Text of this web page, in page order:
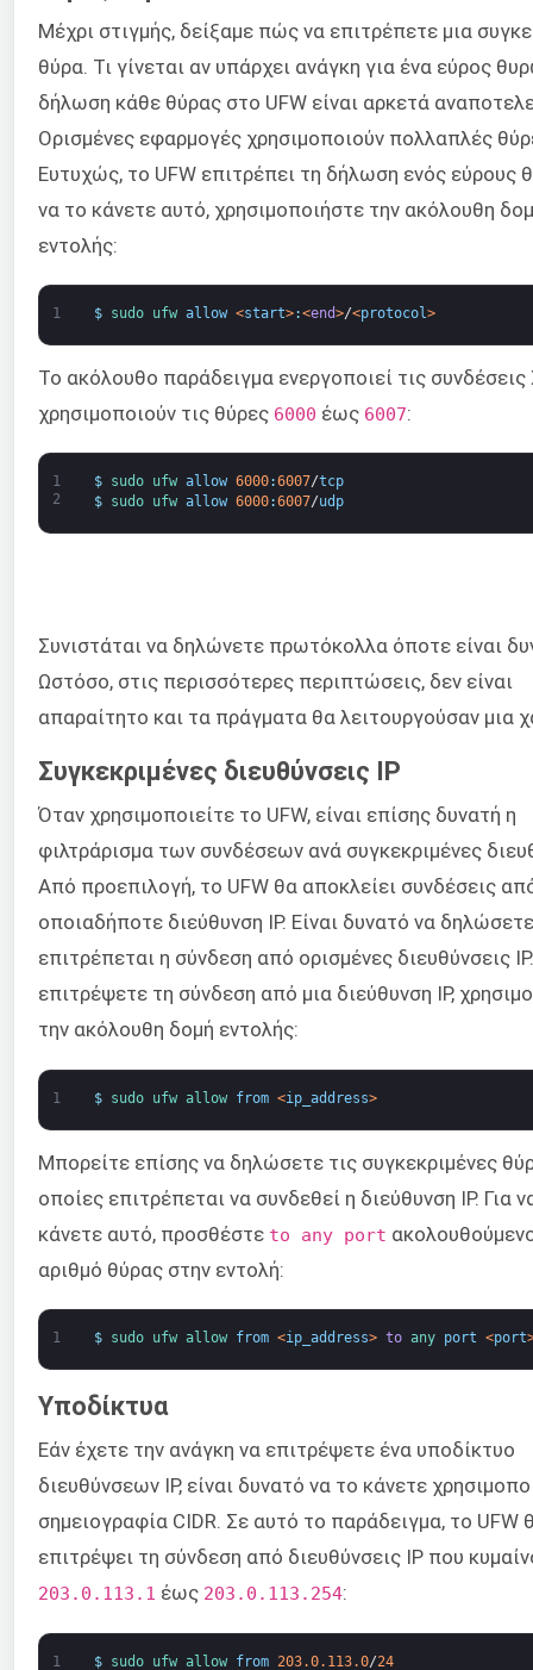
Μέχρι στιγμής, δείξαμε πώς να επιτρέπετε μια
θύρα. Τι γίνεται αν υπάρχει ανάγκη για ένα εύρος
δήλωση κάθε θύρας στο UFW είναι αρκετά
Ορισμένες εφαρμογές χρησιμοποιούν πολλαπλές
Ευτυχώς, το UFW επιτρέπει τη δήλωση ενός εύρους
να το κάνετε αυτό, χρησιμοποιήστε την ακόλουθη
εντολής:
1 $ sudo ufw allow <start>:<end>/<protocol>
Το ακόλουθο παράδειγμα ενεργοποιεί τις
χρησιμοποιούν τις θύρες 6000 έως 6007:
1
2
$ sudo ufw allow 6000:6007/tcp
$
sudo ufw allow 6000:6007/udp
Συνιστάται να δηλώνετε πρωτόκολλα όποτε είναι
Ωστόσο, στις περισσότερες περιπτώσεις, δεν είναι
απαραίτητο και τα πράγματα θα λειτουργούσαν μια
Συγκεκριμένες διευθύνσεις IP
Όταν χρησιμοποιείτε το UFW, είναι επίσης δυνατή η
φιλτράρισμα των συνδέσεων ανά συγκεκριμένες
Από προεπιλογή, το UFW θα αποκλείει συνδέσεις
οποιαδήποτε διεύθυνση IP. Είναι δυνατό να
επιτρέπεται η σύνδεση από ορισμένες διευθύνσεις
επιτρέψετε τη σύνδεση από μια διεύθυνση IP,
την ακόλουθη δομή εντολής:
1 $ sudo ufw allow from <ip_address>
Μπορείτε επίσης να δηλώσετε τις συγκεκριμένες
οποίες επιτρέπεται να συνδεθεί η διεύθυνση IP. Για
κάνετε αυτό, προσθέστε to any port
αριθμό θύρας στην εντολή:
1 $ sudo ufw allow from <ip_address> to any port <port
Υποδίκτυα
Εάν έχετε την ανάγκη να επιτρέψετε ένα υποδίκτυο
διευθύνσεων IP, είναι δυνατό να το κάνετε
σημειογραφία CIDR. Σε αυτό το παράδειγμα, το UFW
επιτρέψει τη σύνδεση από διευθύνσεις IP που
203.0.113.1 έως 203.0.113.254:
1 $ sudo ufw allow from 203.0.113.0/24